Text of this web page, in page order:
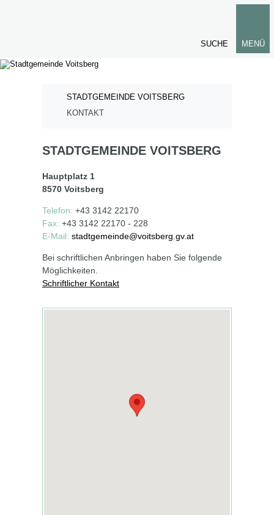
STADTGEMEINDE VOITSBERG
KONTAKT
STADTGEMEINDE VOITSBERG
Hauptplatz 1
8570 Voitsberg
Telefon: +43 3142 22170
Fax: +43 3142 22170 - 228
E-Mail: stadtgemeinde@voitsberg.gv.at
Bei schriftlichen Anbringen haben Sie folgende
Möglichkeiten.
Schriftlicher Kontakt
SUCHE MENÜ